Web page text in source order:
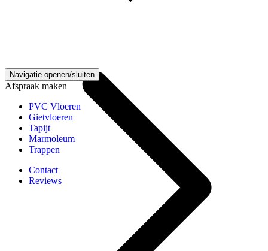
Navigatie openen/sluiten
Afspraak maken
PVC Vloeren
Gietvloeren
Tapijt
Marmoleum
Trappen
Contact
Reviews